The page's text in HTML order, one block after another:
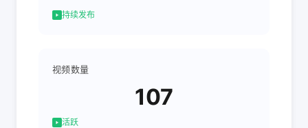
持续发布
视频数量
107
活跃